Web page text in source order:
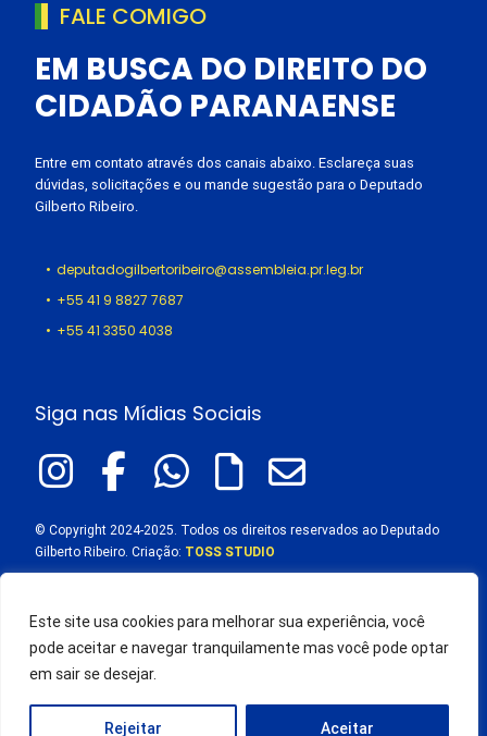
Este site usa cookies para melhorar sua experiência, você
pode aceitar e navegar tranquilamente mas você pode optar
em sair se desejar.
Rejeitar Aceitar
FALE COMIGO
EM BUSCA DO DIREITO DO
CIDADÃO PARANAENSE
Entre em contato através dos canais abaixo. Esclareça suas
dúvidas, solicitações e ou mande sugestão para o Deputado
Gilberto Ribeiro.
deputadogilbertoribeiro@assembleia.pr.leg.br
+55 41 9 8827 7687
+55 41 3350 4038
Siga nas Mídias Sociais
© Copyright 2024-2025. Todos os direitos reservados ao Deputado
Gilberto Ribeiro. Criação: TOSS STUDIO